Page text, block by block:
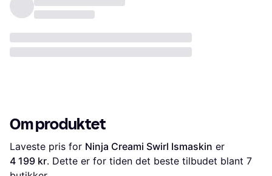
Om produktet
Laveste pris for Ninja Creami Swirl Ismaskin
4 199 kr. Dette er for tiden det beste tilbudet blant 7